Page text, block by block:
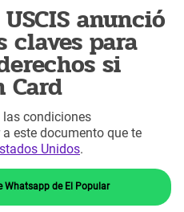
USCIS anunció
claves para
si
Card
condiciones
este documento que te
Unidos.
Whatsapp de El Popular